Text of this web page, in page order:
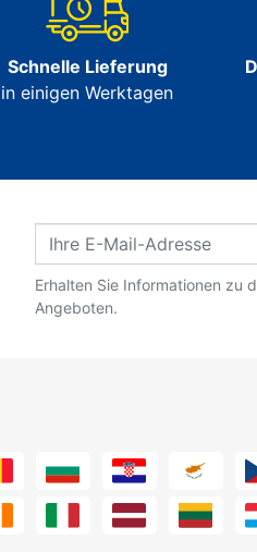
Schnelle Lieferung
in einigen Werktagen
Erhalten Sie Informationen zu
Angeboten.